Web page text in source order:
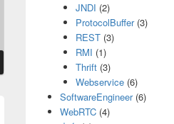
JNDI (2)
ProtocolBuffer(3)
REST (3)
RMI (1)
Thrift (3)
Webservice (6)
SoftwareEngineer(6)
WebRTC(4)